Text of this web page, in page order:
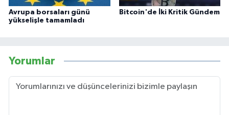
Avrupa borsaları günü
yükselişle tamamladı
Bitcoin'de İki Kritik Gündem
Yorumlar